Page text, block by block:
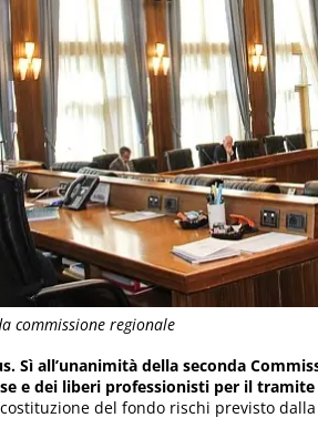
commissione regionale
Sì all’unanimità della seconda
e dei liberi professionisti per il
del fondo rischi previsto